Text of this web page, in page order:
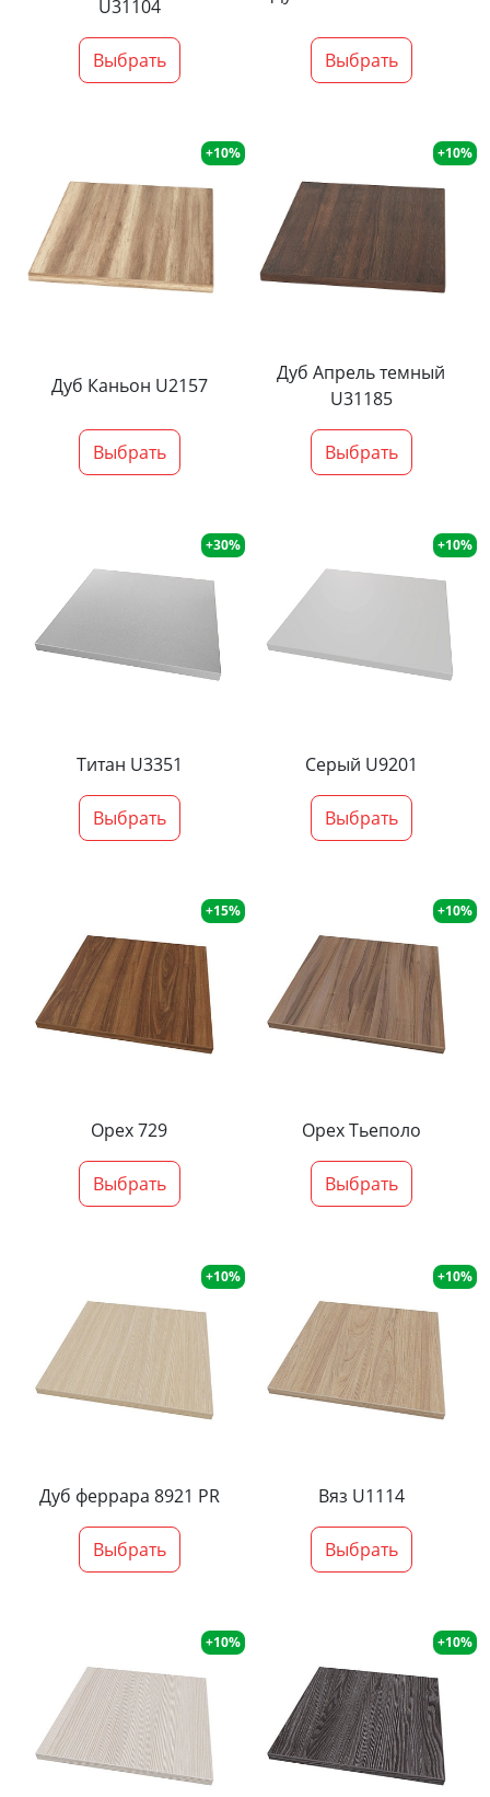
U31104
Выбрать Выбрать
+10%
Дуб Каньон U2157
Выбрать
+10%
Дуб Апрель темный
U31185
Выбрать
+30%
Титан U3351
Выбрать
+10%
Серый U9201
Выбрать
+15%
Орех 729
Выбрать
+10%
Орех Тьеполо
Выбрать
+10%
Дуб феррара 8921 PR
Выбрать
+10%
Вяз U1114
Выбрать
+10% +10%